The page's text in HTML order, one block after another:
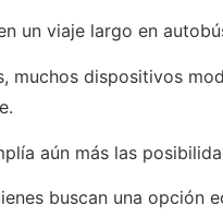
un viaje largo en
muchos dispositivos
aún más las
buscan una opción